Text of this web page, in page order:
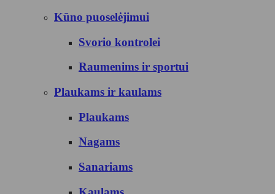
Kūno puoselėjimui
Svorio kontrolei
Raumenims ir sportui
Plaukams ir kaulams
Plaukams
Nagams
Sanariams